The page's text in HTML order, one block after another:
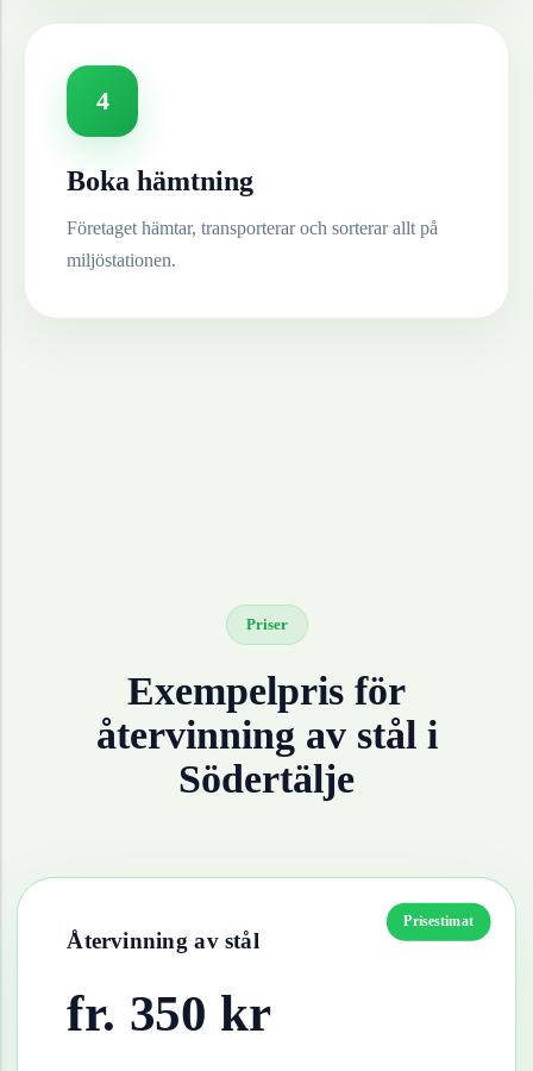
4
Boka hämtning
Företaget hämtar, transporterar och sorterar allt på
miljöstationen.
Priser
Exempelpris för
återvinning av ståli
Södertälje
Prisestimat
Återvinning av stål
fr. 350 kr